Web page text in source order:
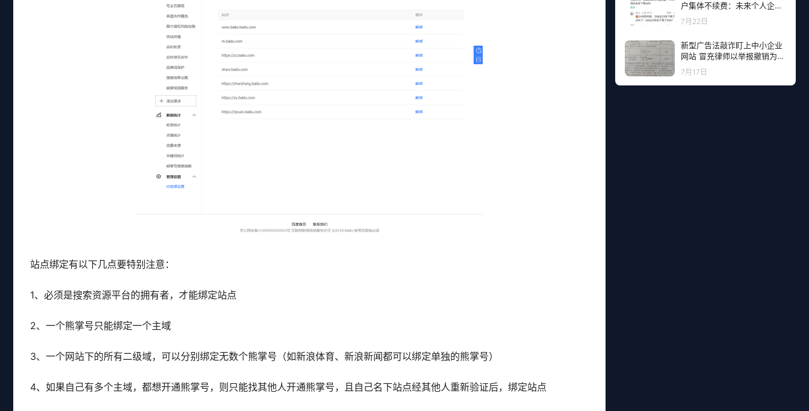
站点绑定有以下几点要特别注意：
1、必须是搜索资源平台的拥有者，才能绑定站点
2、一个熊掌号只能绑定一个主域
3、一个网站下的所有二级域，可以分别绑定无数个熊掌号（如新浪体育、新浪新闻都可以绑定单独的熊掌号）
4、如果自己有多个主域，都想开通熊掌号，则只能找其他人开通熊掌号，且自己名下站点经其他人重新验证后，绑定站点
户集体不续费：未来个人企业
网站流量从哪里来？
7月22日
新型广告法敲诈盯上中小企业
网站 冒充律师以举报撤销为由
勒索钱财
7月17日